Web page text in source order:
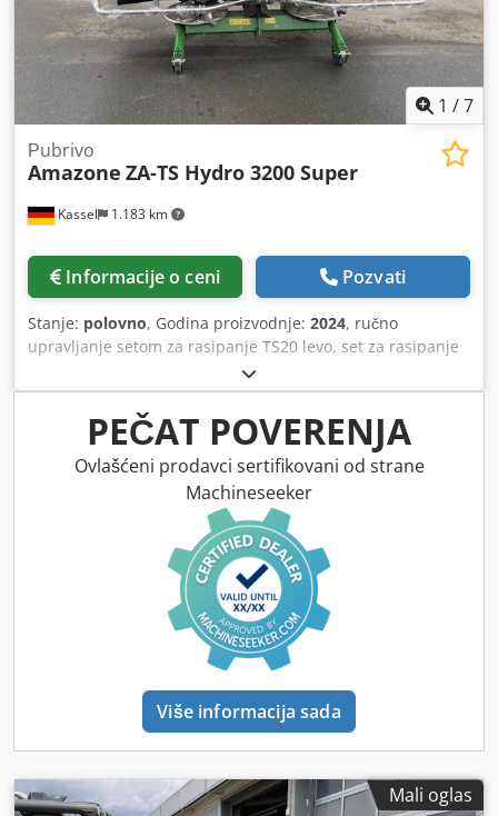
1 /7
Kassel 1.183 km
Рubrivo
Amazone ZA-TS Hydro 3200 Super
Informacije o ceni Pozvati
Stanje: polovno, Godina proizvodnje: 2024, ručno
upravljanje setom za rasipanje TS20 levo, set za rasipanje
TS20 desno / hidraulični pogon levo sa AutoTS i
FlowControl ProfiSPro, hidraulični pogon desno sa AutoTS i
FlowControl ProfiSPro, glavna ploča levo sa AutoTS / glavna
ploča desno Dcedpfx Aastrdzwjiok
PEČAT POVERENJA
Ovlašćeni prodavci sertifikovani od strane
Machineseeker
Više informacija sada
Mali oglas